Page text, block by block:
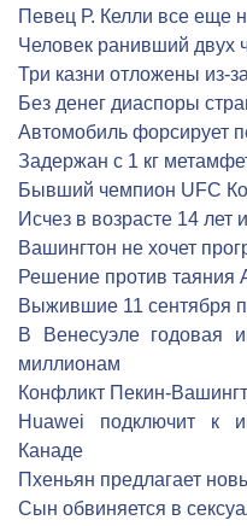
Певец Р. Келли все еще
Человек ранивший двух
Три казни отложены из-
Без денег диаспоры
Автомобиль форсирует
Задержан с 1 кг
Бывший чемпион UFC
Исчез в возрасте 14 лет
Вашингтон не хочет
Решение против таяния
Выжившие 11 сентября
В Венесуэле годовая
миллионам
Конфликт Пекин-
Huawei подключит к
Канаде
Пхеньян предлагает
Сын обвиняется в